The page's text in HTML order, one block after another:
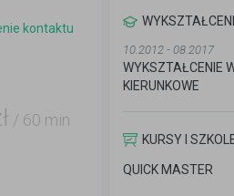
kontaktu
/ 60 min
10.2012 - 08.2017
WYKSZTAŁCENIE
KIERUNKOWE
KURSY I
QUICK MASTER